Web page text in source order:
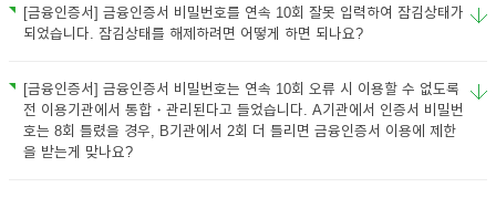
[금융인증서] 금융인증서 비밀번호를 연속 10회 잘못 입력하여 잠김상태가
되었습니다. 잠김상태를 해제하려면 어떻게 하면 되나요?
[금융인증서] 금융인증서 비밀번호는 연속 10회 오류 시 이용할 수 없도록
전 이용기관에서 통합・관리된다고 들었습니다. A기관에서 인증서 비밀번
호는 8회 틀렸을 경우, B기관에서 2회 더 틀리면 금융인증서 이용에 제한
을 받는게 맞나요?